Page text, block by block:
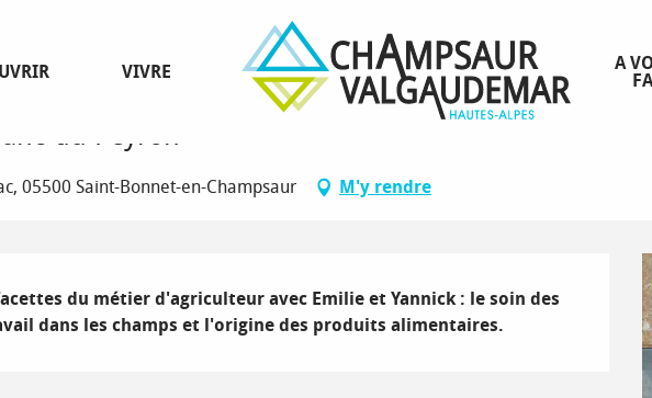
VIVRE
A
du Peyron
05500 Saint-Bonnet-en-Champsaur M'y rendre
du métier d'agriculteur avec Emilie et Yannick : le soin des
dans les champs et l'origine des produits alimentaires.